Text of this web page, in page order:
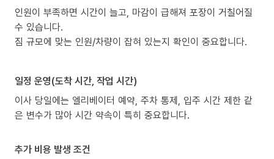
인원이 부족하면 시간이 늘고, 마감이 급해져 포장이 거칠어질
수 있습니다.
짐 규모에 맞는 인원/차량이 잡혀 있는지 확인이 중요합니다.
일정 운영(도착 시간, 작업 시간)
이사 당일에는 엘리베이터 예약, 주차 통제, 입주 시간 제한 같
은 변수가 많아 시간 약속이 특히 중요합니다.
추가 비용 발생 조건